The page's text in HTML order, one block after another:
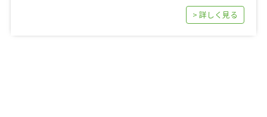
> 詳しく見る